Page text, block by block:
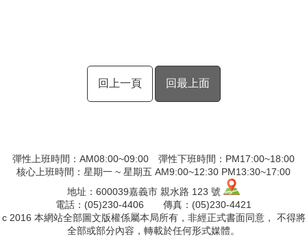
回上一頁 回最上面
彈性上班時間：AM08:00~09:00 彈性下班時間：PM17:00~18:00
核心上班時間：星期一 ~ 星期五 AM9:00~12:30 PM13:30~17:00
地址：600039嘉義市 親水路 123 號
電話：(05)230-4406 傳真：(05)230-4421
c 2016 本網站全部圖文版權係屬本局所有，非經正式書面同意， 不得將
全部或部分內容，轉載於任何形式媒體。